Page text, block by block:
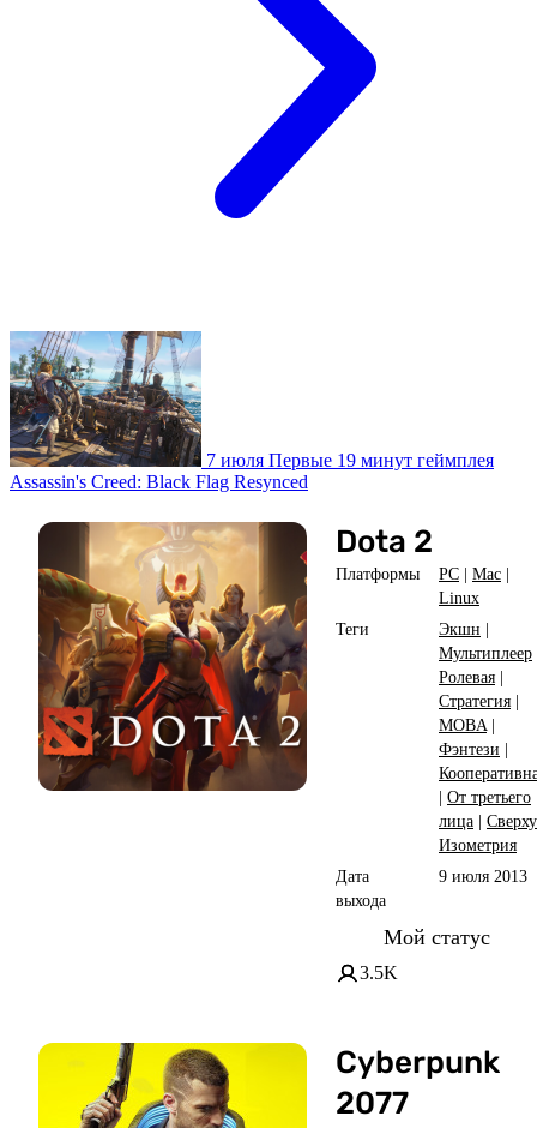
7 июля Первые 19 минут геймплея
Assassin's Creed: Black Flag Resynced
Dota 2
Платформы PC | Mac |
Linux
Теги
Экшн |
Мультиплеер
Ролевая |
Стратегия |
MOBA |
Фэнтези |
| От третьего
лица |
Изометрия
Дата
выхода
9 июля 2013
Мой статус
3.5K
Cyberpunk
2077